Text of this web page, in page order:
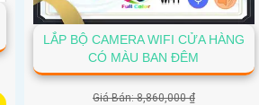
LẮP BỘ CAMERA WIFI CỬA HÀNG
CÓ MÀU BAN ĐÊM
Giá Bán: 8,860,000 ₫